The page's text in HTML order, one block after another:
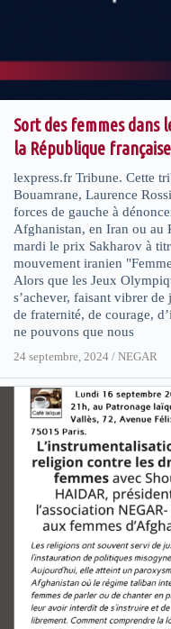
Sort des femmes dans
la République
lexpress.fr Tribune. Cette
Bouamrane, Laurence
forces de gauche à
Afghanistan, en Iran ou au
mardi le prix Sakharov à
mouvement iranien
Alors que les Jeux
s’achever, faisant vibrer
de fraternité, de courage,
ne pouvons que nous
24 septembre, 2024 / NEGAR